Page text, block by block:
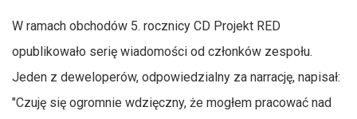
W ramach obchodów 5. rocznicy CD Projekt RED
opublikowało serię wiadomości od członków zespołu.
Jeden z deweloperów, odpowiedzialny za narrację, napisał:
"Czuję się ogromnie wdzięczny, że mogłem pracować nad